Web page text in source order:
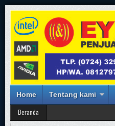
Home Tentang kami
Beranda